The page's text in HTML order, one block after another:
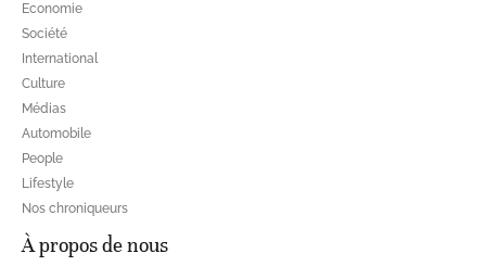
Economie
Société
International
Culture
Médias
Automobile
People
Lifestyle
Nos chroniqueurs
À propos de nous